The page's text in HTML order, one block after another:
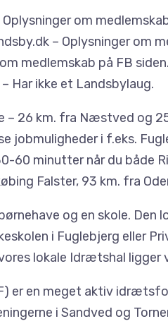
Oplysninger om
– Oplysninger om
medlemskab på FB siden.
Har ikke et Landsbylaug.
26 km. fra Næstved og
jobmuligheder i f.eks.
60 minutter når du både
Falster, 93 km. fra
og en skole. Den
i Fuglebjerg eller
lokale Idrætshal ligger
er en meget aktiv
i Sandved og